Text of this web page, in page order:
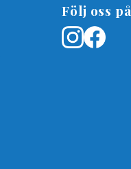
Följ oss på